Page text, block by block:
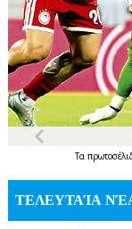
Τα
ΤΕΛΕΥΤΑΊΑ